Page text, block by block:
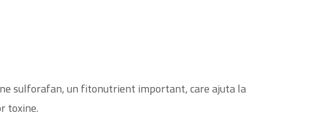
sulforafan, un fitonutrient important, care ajuta la
toxine.